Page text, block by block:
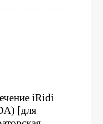
iRidi
[для